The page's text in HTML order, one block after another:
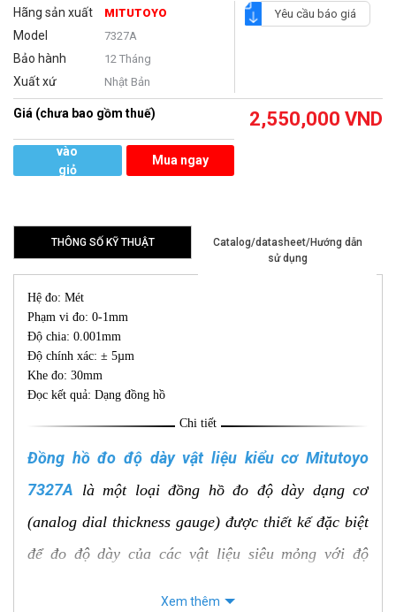
Hãng sản xuất MITUTOYO
Model 7327A
Bảo hành 12 Tháng
Xuất xứ Nhật Bản
Yêu cầu báo giá
Giá (chưa bao gồm thuế) 2,550,000 VND
vào
giỏ
Mua ngay
THÔNG SỐ KỸ THUẬT
Catalog/datasheet/Hướng dẫn
sử dụng
Hệ đo: Mét
Phạm vi đo: 0-1mm
Độ chia: 0.001mm
Độ chính xác: ± 5µm
Khe đo: 30mm
Đọc kết quả: Dạng đồng hồ
Chi tiết
Đồng hồ đo độ dày vật liệu kiểu cơ Mitutoyo
7327A là một loại đồng hồ đo độ dày dạng cơ
(analog dial thickness gauge) được thiết kế đặc biệt
để đo độ dày của các vật liệu siêu mỏng với độ
Xem thêm